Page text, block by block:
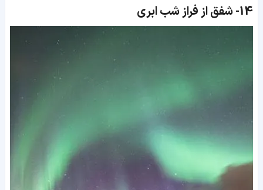
14- شفق از فراز شب ابری